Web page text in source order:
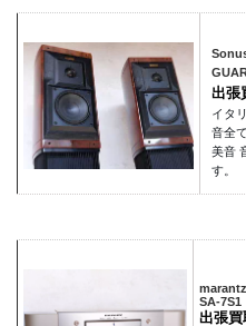
出張
イタ
音全
美音
す。
marantz
SA-7S1
出張買